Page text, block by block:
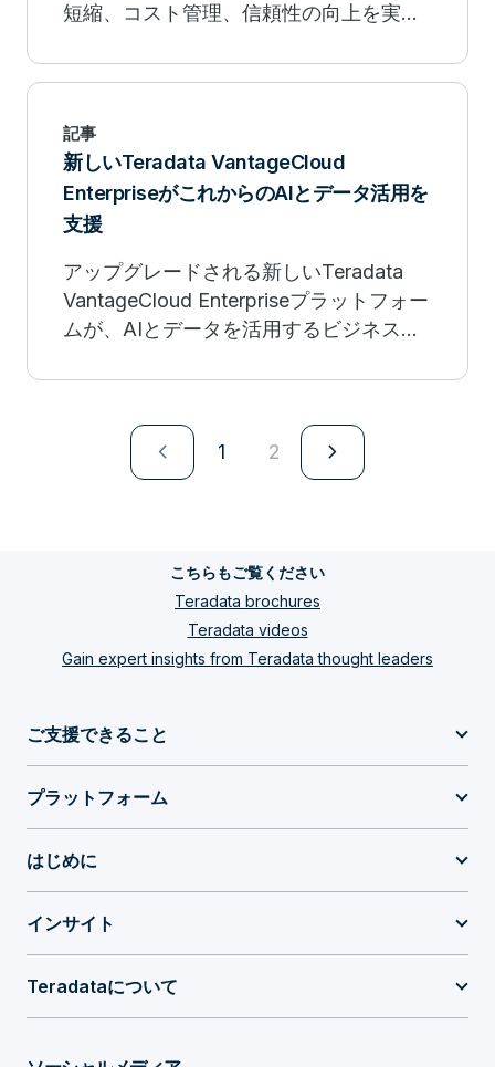
短縮、コスト管理、信頼性の向上を実現
記事
新しいTeradata VantageCloud
EnterpriseがこれからのAIとデータ活用を
支援
アップグレードされる新しいTeradata
VantageCloud Enterpriseプラットフォー
ムが、AIとデータを活用するビジネスイ
navigate_next 1 2 navigate_next
こちらもご覧ください
Teradata brochures
Teradata videos
Gain expert insights from Teradata thought leaders
ご支援できること
プラットフォーム
はじめに
インサイト
Teradataについて